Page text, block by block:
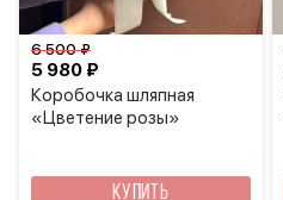
Коробочка шляпная
«Цветение розы»
5 980 ₽
6 500 ₽
КУПИТЬ